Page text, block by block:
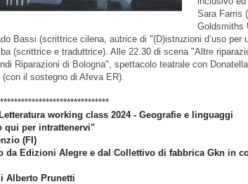
Sara Farris
Goldsmiths
Bassi (scrittrice cilena, autrice di "(D)istruzioni d’uso per
(scrittrice e traduttrice). Alle 22.30 di scena "Altre
Riparazioni di Bologna", spettacolo teatrale con
(con il sostegno di Afeva ER).
working class 2024 - Geografie e linguaggi
qui per intrattenervi"
(FI)
da Edizioni Alegre e dal Collettivo di fabbrica Gkn in
Alberto Prunetti